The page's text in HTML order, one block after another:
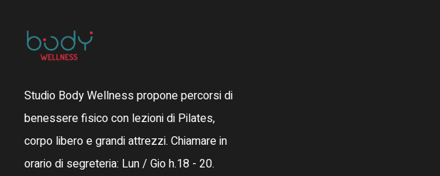
Studio Body Wellness propone percorsi di
benessere fisico con lezioni di Pilates,
corpo libero e grandi attrezzi. Chiamare in
orario di segreteria: Lun / Gio h.18 - 20.